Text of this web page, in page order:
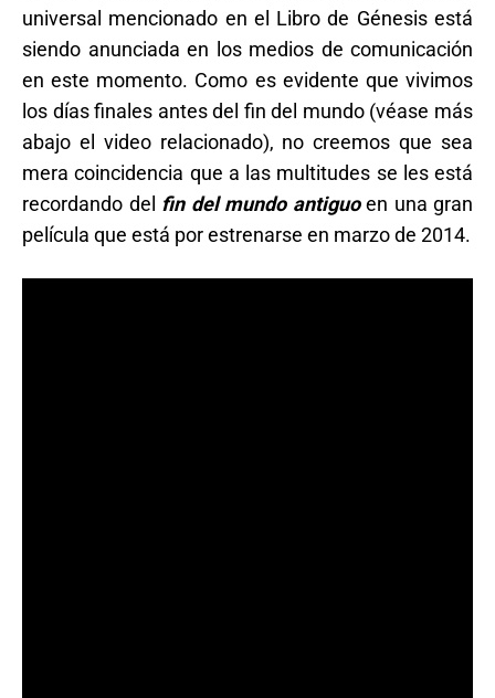
universal mencionado en el Libro de Génesis está
siendo anunciada en los medios de comunicación
en este momento. Como es evidente que vivimos
los días finales antes del fin del mundo (véase más
abajo el video relacionado), no creemos que sea
mera coincidencia que a las multitudes se les está
recordando del fin del mundo antiguoen una gran
película que está por estrenarse en marzo de 2014.